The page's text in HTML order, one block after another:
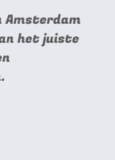
Amsterdam
het juiste